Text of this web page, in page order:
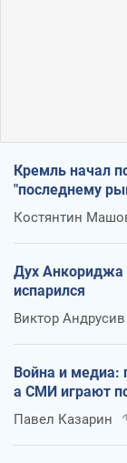
Кремль начал
"последнему
Костянтин
Дух Анкориджа
испарился
Виктор Андрусив
Война и медиа:
а СМИ играют
Павел Казарин